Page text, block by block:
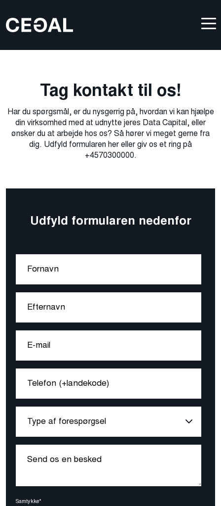
Tag kontakt til os!
Har du spørgsmål, er du nysgerrig på, hvordan vi kan hjælpe
din virksomhed med at udnytte jeres Data Capital, eller
ønsker du at arbejde hos os? Så hører vi meget gerne fra
dig. Udfyld formularen her eller giv os et ring på
+4570300000.​
Udfyld formularen nedenfor
Samtykke*